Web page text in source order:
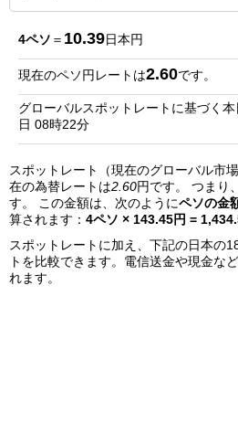
貨
一
覧
銀
行
リ
ス
ト
4ペソ ＝ 10.39日本円
現在のペソ円レートは2.60です。
グローバルスポットレートに基づく
日 08時22分
スポットレート（現在のグローバル市
在の為替レートは2.60円です。 つまり、
す。 この金額は、次のようにペソの金
算されます： 4ペソ × 143.45円 =
スポットレートに加え、下記の日本の
トを比較できます。電信送金や現金な
れます。